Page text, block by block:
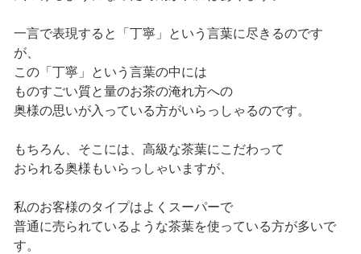
一言で表現すると「丁寧」という言葉に尽きるのです
が、
この「丁寧」という言葉の中には
ものすごい質と量のお茶の淹れ方への
奥様の思いが入っている方がいらっしゃるのです。
もちろん、そこには、高級な茶葉にこだわって
おられる奥様もいらっしゃいますが、
私のお客様のタイプはよくスーパーで
普通に売られているような茶葉を使っている方が多いで
す。